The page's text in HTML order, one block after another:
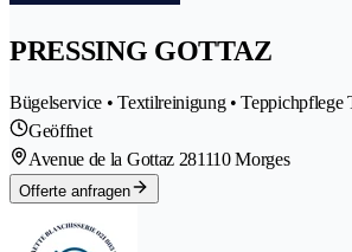
PRESSING GOTTAZ
Bügelservice • Textilreinigung • Teppichpflege
Geöffnet
Avenue de la Gottaz 281110 Morges
Offerte anfragen